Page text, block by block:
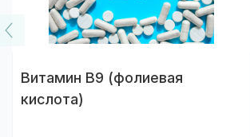
Витамин B9 (фолиевая
кислота)